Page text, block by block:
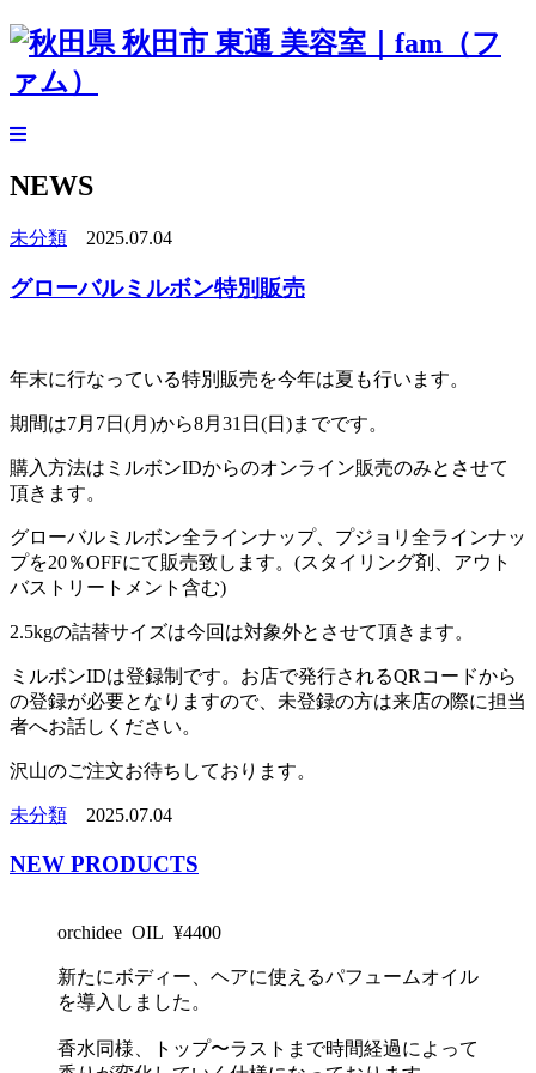
NEWS
未分類 2025.07.04
グローバルミルボン特別販売
年末に行なっている特別販売を今年は夏も行います。
期間は7月7日(月)から8月31日(日)までです。
購入方法はミルボンIDからのオンライン販売のみとさせて
頂きます。
グローバルミルボン全ラインナップ、プジョリ全ラインナッ
プを20％OFFにて販売致します。(スタイリング剤、アウト
バストリートメント含む)
2.5kgの詰替サイズは今回は対象外とさせて頂きます。
ミルボンIDは登録制です。お店で発行されるQRコードから
の登録が必要となりますので、未登録の方は来店の際に担当
者へお話しください。
沢山のご注文お待ちしております。
未分類 2025.07.04
NEW PRODUCTS
orchidee OIL ¥4400
新たにボディー、ヘアに使えるパフュームオイル
を導入しました。
香水同様、トップ〜ラストまで時間経過によって